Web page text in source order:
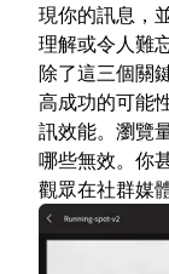
現你的訊息，
理解或令人難忘
除了這三個關
高成功的可能
訊效能。瀏覽
哪些無效。你
觀眾在社群媒